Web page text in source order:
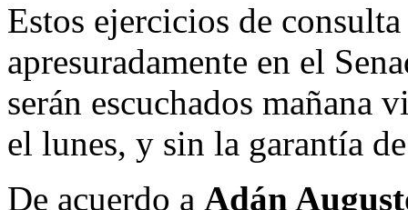
Estos ejercicios de
apresuradamente en el
serán escuchados mañana
el lunes, y sin la garantía
De acuerdo a Adán